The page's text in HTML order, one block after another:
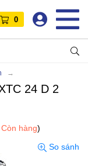
0
24 D 2
Còn hàng)
So sánh